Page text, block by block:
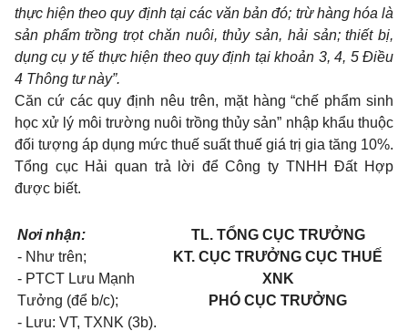
thực hiện theo quy định tại các văn bản đó; trừ hàng hóa là
sản phẩm trồng trọt chăn nuôi, thủy sản, hải sản; thiết bị,
dụng cụ y tế thực hiện theo quy định tại khoản 3, 4, 5 Điều
4 Thông tư này”.
Căn cứ các quy định nêu trên, mặt hàng “chế phẩm sinh
học xử lý môi trường nuôi trồng thủy sản” nhập khẩu thuộc
đối tượng áp dụng mức thuế suất thuế giá trị gia tăng 10%.
Tổng cục Hải quan trả lời để Công ty TNHH Đất Hợp
được biết.
Nơi nhận:
- Như trên;
- PTCT Lưu Mạnh
Tưởng (để b/c);
- Lưu: VT, TXNK (3b).
TL. TỔNG CỤC TRƯỞNG
KT. CỤC TRƯỞNG CỤC THUẾ
XNK
PHÓ CỤC TRƯỞNG